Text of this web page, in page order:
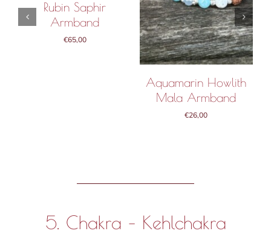
Rubin Saphir
Armband
€65,00
Aquamarin Howlith
Mala Armband
€26,00
5. Chakra – Kehlchakra